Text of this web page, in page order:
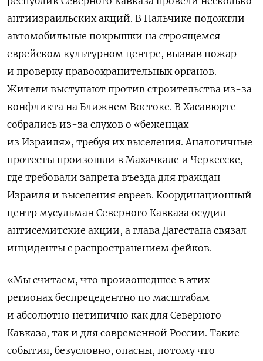
антиизраильских акций. В Нальчике подожгли
автомобильные покрышки на строящемся
еврейском культурном центре, вызвав пожар
и проверку правоохранительных органов.
Жители выступают против строительства из-за
конфликта на Ближнем Востоке. В Хасавюрте
собрались из-за слухов о «беженцах
из Израиля», требуя их выселения. Аналогичные
протесты произошли в Махачкале и Черкесске,
где требовали запрета въезда для граждан
Израиля и выселения евреев. Координационный
центр мусульман Северного Кавказа осудил
антисемитские акции, а глава Дагестана связал
инциденты с распространением фейков.
«Мы считаем, что произошедшее в этих
регионах беспрецедентно по масштабам
и абсолютно нетипично как для Северного
Кавказа, так и для современной России. Такие
события, безусловно, опасны, потому что